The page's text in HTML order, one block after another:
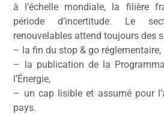
à l’échelle mondiale, la filière
période d’incertitude. Le
renouvelables attend toujours des
– la fin du stop & go réglementaire,
– la publication de la
l’Énergie,
– un cap lisible et assumé pour
pays.